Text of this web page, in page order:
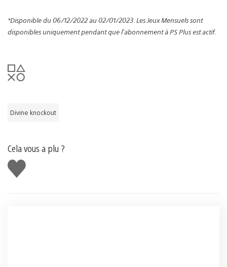
*Disponible du 06/12/2022 au 02/01/2023. Les Jeux Mensuels sont
disponibles uniquement pendant que l’abonnement à PS Plus est actif.
Divine knockout
Cela vous a plu ?
J'aime